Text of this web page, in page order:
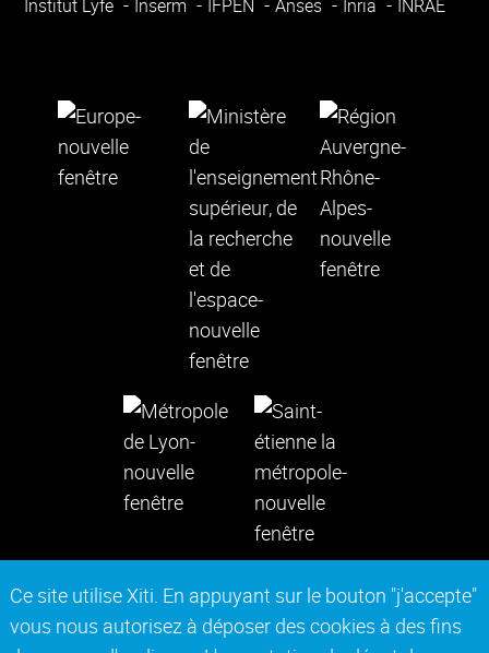
Ce site utilise Xiti. En appuyant sur le bouton "j'accepte"
vous nous autorisez à déposer des cookies à des fins
Institut Lyfe
Inserm IFPEN Anses Inria INRAE
Contact
Mentions légales